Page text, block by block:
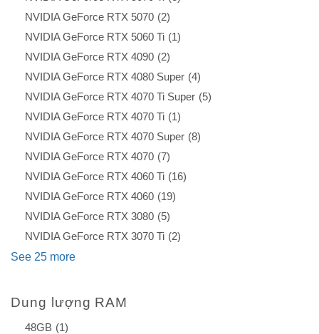
NVIDIA GeForce RTX 5070 (2)
NVIDIA GeForce RTX 5060 Ti (1)
NVIDIA GeForce RTX 4090 (2)
NVIDIA GeForce RTX 4080 Super (4)
NVIDIA GeForce RTX 4070 Ti Super (5)
NVIDIA GeForce RTX 4070 Ti (1)
NVIDIA GeForce RTX 4070 Super (8)
NVIDIA GeForce RTX 4070 (7)
NVIDIA GeForce RTX 4060 Ti (16)
NVIDIA GeForce RTX 4060 (19)
NVIDIA GeForce RTX 3080 (5)
NVIDIA GeForce RTX 3070 Ti (2)
See 25 more
Dung lượng RAM
48GB (1)